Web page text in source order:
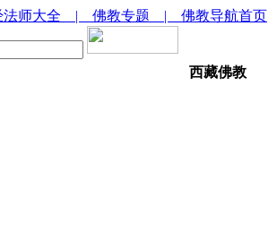
师大全 | 佛教专题 | 佛教导航首页
西藏佛教